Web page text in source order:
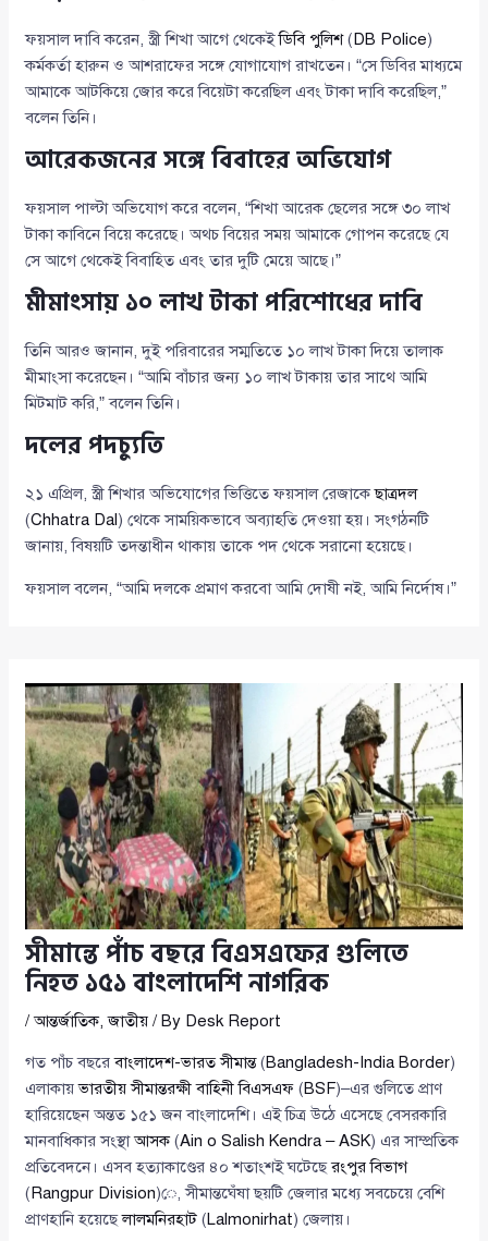
ফয়সাল দাবি করেন, স্ত্রী শিখা আগে থেকেইডিবি পুলিশ( DB Police)
কর্মকর্তা হারুন ও আশরাফের সঙ্গে যোগাযোগ রাখতেন। “সে ডিবির মাধ্যমে
আমাকে আটকিয়ে জোর করে বিয়েটা করেছিল এবং টাকা দাবি করেছিল,”
বলেন তিনি।
আরেকজনের সঙ্গে বিবাহের অভিযোগ
ফয়সাল পাল্টা অভিযোগ করে বলেন, “শিখা আরেক ছেলের সঙ্গে ৩০ লাখ
টাকা কাবিনে বিয়ে করেছে। অথচ বিয়ের সময় আমাকে গোপন করেছে যে
সে আগে থেকেই বিবাহিত এবং তার দুটি মেয়ে আছে।”
মীমাংসায় ১০ লাখ টাকা পরিশোধের দাবি
তিনি আরও জানান, দুই পরিবারের সম্মতিতে ১০ লাখ টাকা দিয়ে তালাক
মীমাংসা করেছেন। “আমি বাঁচার জন্য ১০ লাখ টাকায় তার সাথে আমি
মিটমাট করি,” বলেন তিনি।
দলের পদচ্যুতি
২১ এপ্রিল, স্ত্রী শিখার অভিযোগের ভিত্তিতে ফয়সাল রেজাকেছাত্রদল
(Chhatra Dal ) থেকে সাময়িকভাবে অব্যাহতি দেওয়া হয়। সংগঠনটি
জানায়, বিষয়টি তদন্তাধীন থাকায় তাকে পদ থেকে সরানো হয়েছে।
ফয়সাল বলেন, “আমি দলকে প্রমাণ করবো আমি দোষী নই, আমি নির্দোষ।”
সীমান্তে পাঁচ বছরে বিএসএফের গুলিতে
নিহত ১৫১ বাংলাদেশি নাগরিক
/আন্তর্জাতিক,জাতীয় / By Desk Report
গত পাঁচ বছরেবাংলাদেশ-ভারত সীমান্ত(Bangladesh-India Border)
এলাকায়ভারতীয় সীমান্তরক্ষী বাহিনী বিএসএফ (BSF)–এর গুলিতে প্রাণ
হারিয়েছেন অন্তত ১৫১ জন বাংলাদেশি। এই চিত্র উঠে এসেছে বেসরকারি
মানবাধিকার সংস্থাআসক(Ain o Salish Kendra – ASK) এর সাম্প্রতিক
প্রতিবেদনে। এসব হত্যাকাণ্ডের ৪০ শতাংশই ঘটেছেরংপুর বিভাগ
( Rangpur Division)ে, সীমান্তঘেঁষা ছয়টি জেলার মধ্যে সবচেয়ে বেশি
প্রাণহানি হয়েছেলালমনিরহাট (Lalmonirhat) জেলায়।